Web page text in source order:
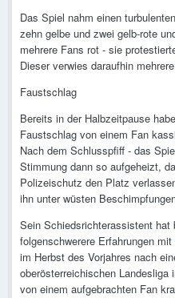
Das Spiel nahm einen
zehn gelbe und zwei gelb-rote
mehrere Fans rot - sie
Dieser verwies daraufhin
Faustschlag
Bereits in der Halbzeitpause
Faustschlag von einem Fan
Nach dem Schlusspfiff - das
Stimmung dann so aufgeheizt,
Polizeischutz den Platz
ihn unter wüsten
Sein Schiedsrichterassistent
folgenschwerere Erfahrungen
im Herbst des Vorjahres nach
oberösterreichischen
von einem aufgebrachten Fan